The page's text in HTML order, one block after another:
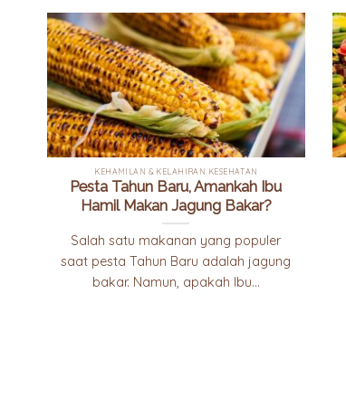
KEHAMILAN & KELAHIRAN KESEHATAN
Pesta Tahun Baru, Amankah Ibu
Hamil Makan Jagung Bakar?
Salah satu makanan yang populer
saat pesta Tahun Baru adalah jagung
bakar. Namun, apakah Ibu...